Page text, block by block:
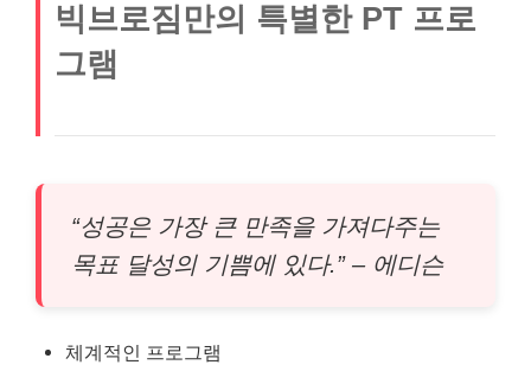
빅브로짐만의 특별한 PT 프로
그램
“성공은 가장 큰 만족을 가져다주는
목표 달성의 기쁨에 있다.” – 에디슨
체계적인 프로그램